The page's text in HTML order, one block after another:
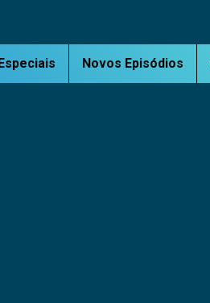
Novos Episódios